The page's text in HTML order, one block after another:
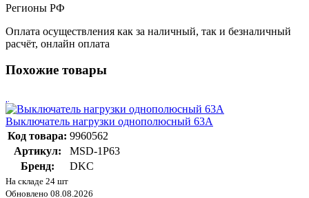
Регионы РФ
Оплата осуществления как за наличный, так и безналичный
расчёт, онлайн оплата
Похожие товары
Выключатель нагрузки однополюсный 63A
Код товара: 9960562
Артикул:
MSD-1P63
Бренд:
DKC
На складе 24 шт
Обновлено 08.08.2026